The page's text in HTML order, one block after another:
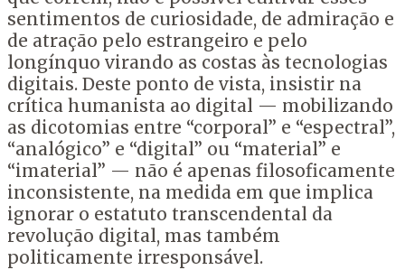
sentimentos de curiosidade, de admiração e
de atração pelo estrangeiro e pelo
longínquo virando as costas às tecnologias
digitais. Deste ponto de vista, insistir na
crítica humanista ao digital — mobilizando
as dicotomias entre “corporal” e “espectral”,
“analógico” e “digital” ou “material” e
“imaterial” — não é apenas filosoficamente
inconsistente, na medida em que implica
ignorar o estatuto transcendental da
revolução digital, mas também
politicamente irresponsável.